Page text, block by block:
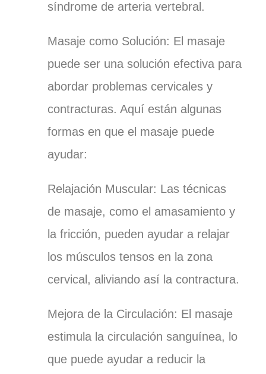
síndrome de arteria vertebral.
Masaje como Solución: El masaje
puede ser una solución efectiva para
abordar problemas cervicales y
contracturas. Aquí están algunas
formas en que el masaje puede
ayudar:
Relajación Muscular: Las técnicas
de masaje, como el amasamiento y
la fricción, pueden ayudar a relajar
los músculos tensos en la zona
cervical, aliviando así la contractura.
Mejora de la Circulación: El masaje
estimula la circulación sanguínea, lo
que puede ayudar a reducir la